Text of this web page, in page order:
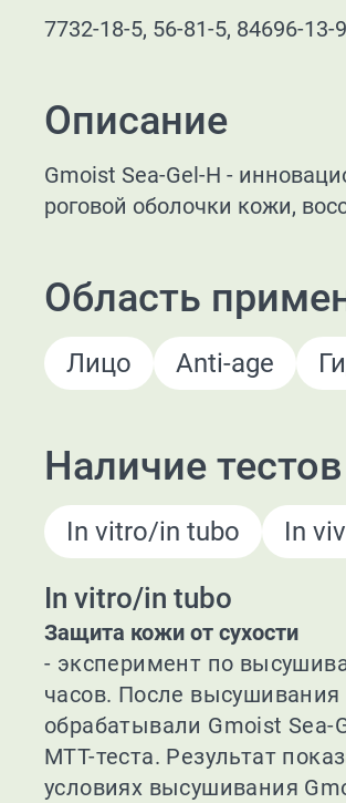
7732-18-5, 56-81-5, 84696-13-
Описание
Gmoist Sea-Gel-H -
роговой оболочки кожи,
Область
Лицо Anti-age
Наличие
In vitro/in tubo In
In vitro/in tubo
Защита кожи от сухости
- эксперимент по
часов. После высушивания
обрабатывали Gmoist
МТТ-теста. Результат
условиях высушивания